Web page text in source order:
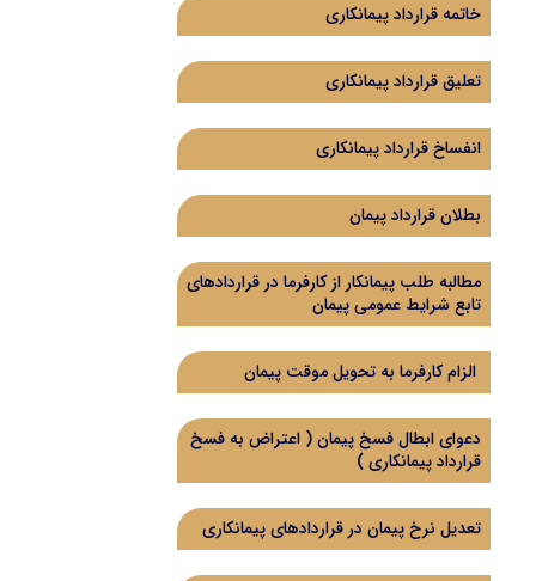
خاتمه قرارداد پیمانکاری
تعلیق قرارداد پیمانکاری
انفساخ قرارداد پیمانکاری
بطلان قرارداد پیمان
مطالبه طلب پیمانکار از کارفرما در قراردادهای
تابع شرایط عمومی پیمان
الزام کارفرما به تحویل موقت پیمان
دعوای ابطال فسخ پیمان ( اعتراض به فسخ
قرارداد پیمانکاری )
تعدیل نرخ پیمان در قراردادهای پیمانکاری